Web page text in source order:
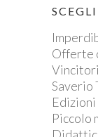
Offerte
Saverio
Piccolo